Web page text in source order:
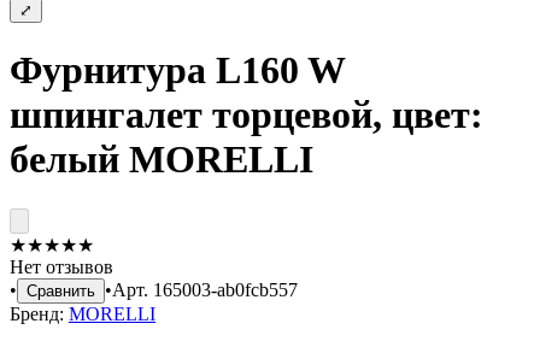
⤢
Фурнитура L160 W
шпингалет торцевой, цвет:
белый MORELLI
★★★★★
Нет отзывов
• Сравнить •Арт. 165003-ab0fcb557
Бренд: MORELLI